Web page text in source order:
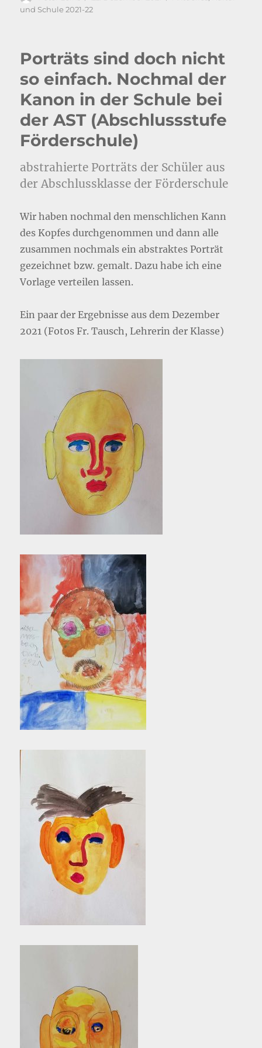
am
und Schule 2021-22
Porträts sind doch nicht
so einfach. Nochmal der
Kanon in der Schule bei
der AST (Abschlussstufe
Förderschule)
abstrahierte Porträts der Schüler aus
der Abschlussklasse der Förderschule
Wir haben nochmal den menschlichen Kann
des Kopfes durchgenommen und dann alle
zusammen nochmals ein abstraktes Porträt
gezeichnet bzw. gemalt. Dazu habe ich eine
Vorlage verteilen lassen.
Ein paar der Ergebnisse aus dem Dezember
2021 (Fotos Fr. Tausch, Lehrerin der Klasse)